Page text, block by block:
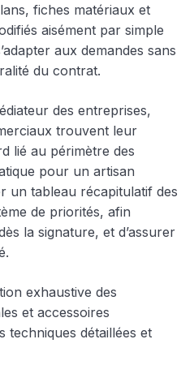
fiches matériaux et
aisément par simple
aux demandes sans
du contrat.
des entreprises,
trouvent leur
lié au périmètre des
pour un artisan
un tableau récapitulatif des
de priorités, afin
la signature, et d’assurer
exhaustive des
et accessoires
techniques détaillées et